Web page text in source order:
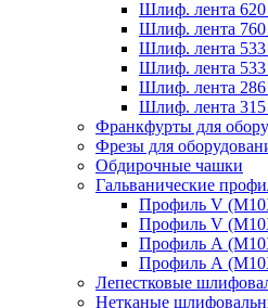
Шлиф. лента
Шлиф. лента
Шлиф. лента 533
Шлиф. лента 533
Шлиф. лента 286
Шлиф. лента 315
Франкфурты для
Фрезы для
Обдирочные чашки
Гальванические
Профиль V
Профиль V
Профиль А
Профиль А
Лепестковые
Нетканые